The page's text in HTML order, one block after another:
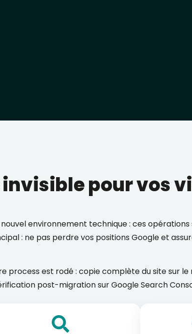
pour vos
environnement technique : ces
: ne pas perdre vos positions Google et
process est rodé : copie complète du site sur le
post-migration sur Google Search